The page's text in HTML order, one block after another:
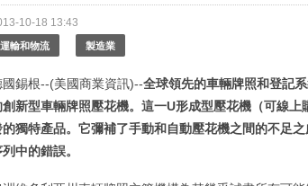
10-18 13:43
運輸和物流 製造業
國錫根--(美國商業資訊)--全球領先的車輛牌照和登記
創新型車輛牌照壓花機。這一U形成型壓花機（可線上
的獨特產品。它彌補了手動和自動壓花機之間的不足
列中的錯誤。